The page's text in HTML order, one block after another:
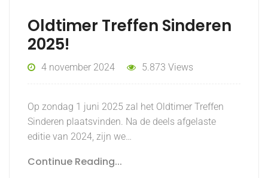
Oldtimer Treffen Sinderen
2025!
4 november 2024 5.873 Views
Op zondag 1 juni 2025 zal het Oldtimer Treffen
Sinderen plaatsvinden. Na de deels afgelaste
editie van 2024, zijn we…
Continue Reading...